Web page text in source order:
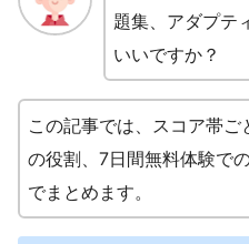
題集、アダプテ
いいですか？
この記事では、スコア帯ご
の役割、7日間無料体験で
でまとめます。